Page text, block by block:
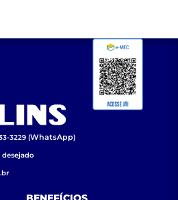
3229 (WhatsApp)